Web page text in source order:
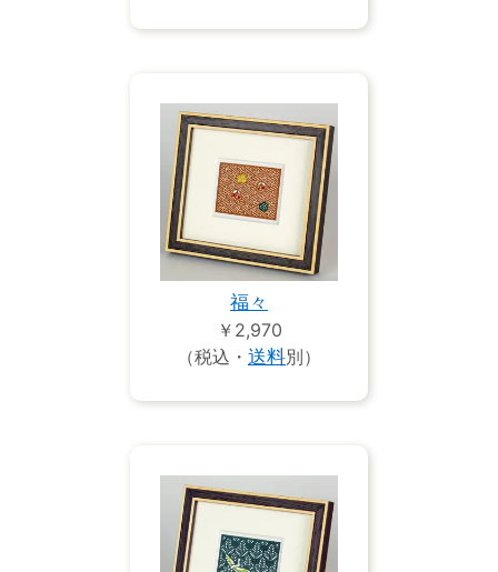
福々
￥2,970
（税込・ 送料別）